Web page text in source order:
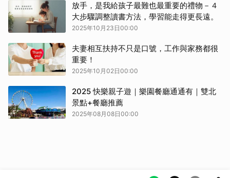
放手，是我給孩子最難也最重要的禮物－４
大步驟調整讀書方法，學習能走得更長遠。
2025年10月23日00:00
夫妻相互扶持不只是口號，工作與家務都很
重要！
2025年10月02日00:00
2025 快樂親子遊｜樂園餐廳通通有｜雙北
景點+餐廳推薦
2025年08月08日00:00